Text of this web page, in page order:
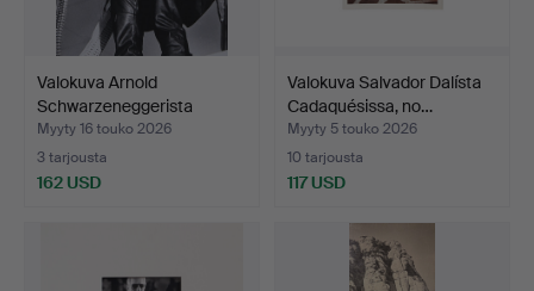
Valokuva Arnold
Schwarzeneggerista
elokuva…
Myyty 16 touko 2026
3 tarjousta
162 USD
Valokuva Salvador Dalísta
Cadaquésissa, no…
Myyty 5 touko 2026
10 tarjousta
117 USD